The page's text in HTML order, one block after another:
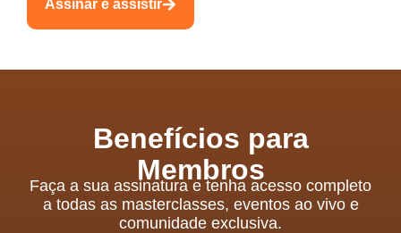
Assinar e assistir
Benefícios para
Membros
Faça a sua assinatura e tenha acesso completo
a todas as masterclasses, eventos ao vivo e
comunidade exclusiva.